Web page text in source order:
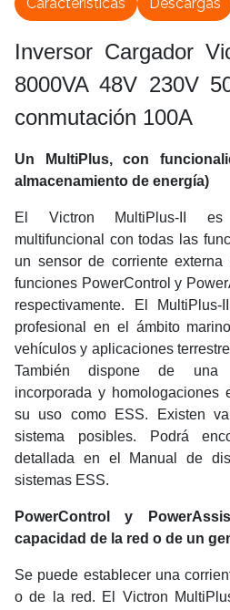
Inversor Cargador
8000VA 48V 230V
conmutación 100A
Un MultiPlus, con
almacenamiento de energía)
El Victron MultiPlus-II es
multifuncional con todas las
un sensor de corriente
funciones PowerControl y
respectivamente. El
profesional en el ámbito
vehículos y aplicaciones
También dispone de una
incorporada y homologaciones
su uso como ESS. Existen
sistema posibles. Podrá
detallada en el Manual de
sistemas ESS.
PowerControl y
capacidad de la red o de un
Se puede establecer una
o de la red. El Victron
Características Descargas